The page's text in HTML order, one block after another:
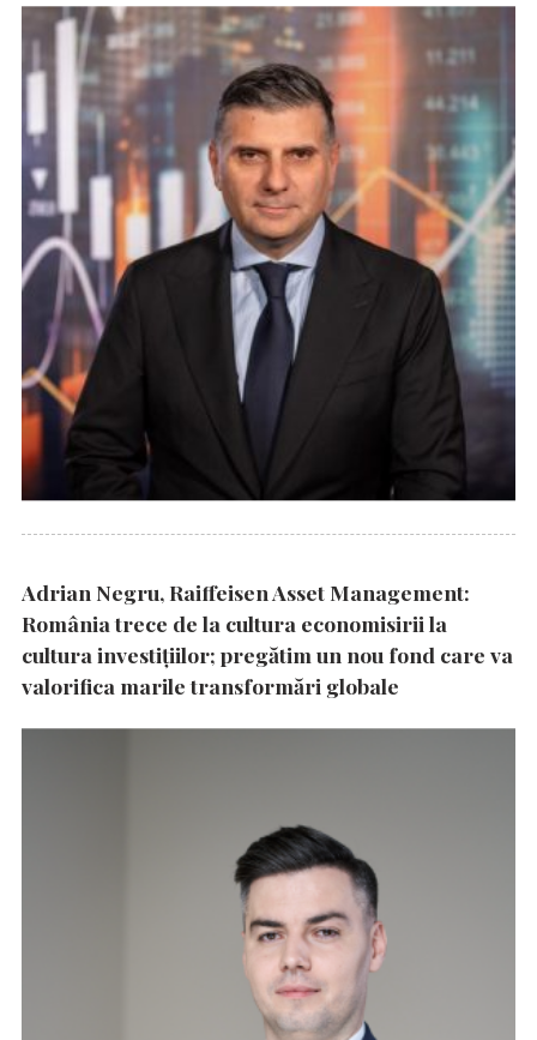
Adrian Negru, Raiffeisen Asset Management:
România trece de la cultura economisirii la
cultura investițiilor; pregătim un nou fond care va
valorifica marile transformări globale